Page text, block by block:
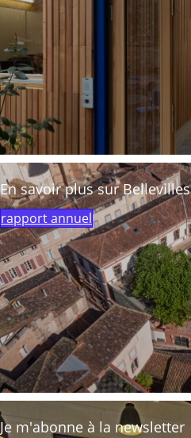
En savoir plus sur Bellevilles
rapport annuel
Je m'abonne à la newsletter